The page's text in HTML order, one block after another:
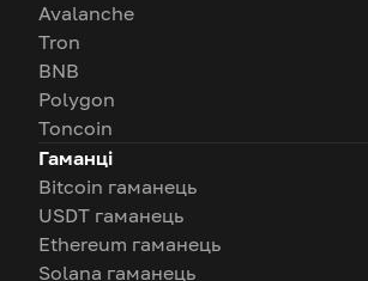
Avalanche
Tron
BNB
Polygon
Toncoin
Гаманці
Bitcoin гаманець
USDT гаманець
Ethereum гаманець
Solana гаманець